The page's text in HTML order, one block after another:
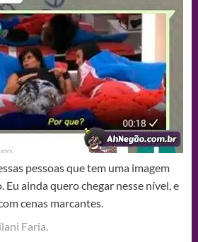
pessoas que tem uma imagem
Eu ainda quero chegar nesse nível, e
cenas marcantes.
Faria.